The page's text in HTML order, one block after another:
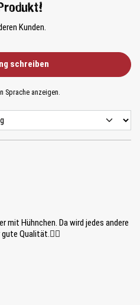
Kunden.
schreiben
Sprache anzeigen.
mit Hühnchen. Da wird jedes andere
Qualität.👍🏻